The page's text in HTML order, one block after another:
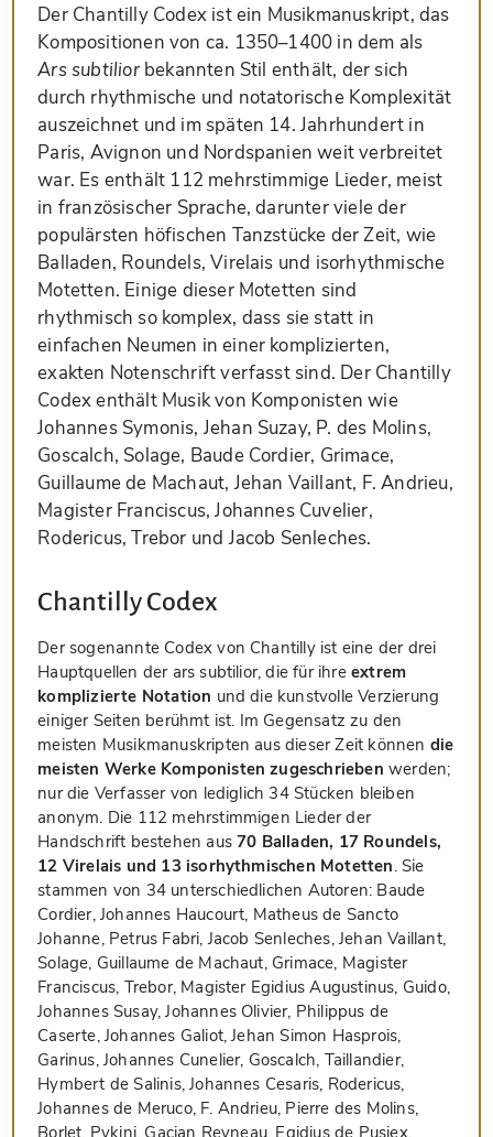
Der Chantilly Codex ist ein Musikmanuskript, das
Kompositionen von ca. 1350–1400 in dem als
Ars subtiliorbekannten Stil enthält, der sich
durch rhythmische und notatorische Komplexität
auszeichnet und im späten 14. Jahrhundert in
Paris, Avignon und Nordspanien weit verbreitet
war. Es enthält 112 mehrstimmige Lieder, meist
in französischer Sprache, darunter viele der
populärsten höfischen Tanzstücke der Zeit, wie
Balladen, Roundels, Virelais und isorhythmische
Motetten. Einige dieser Motetten sind
rhythmisch so komplex, dass sie statt in
einfachen Neumen in einer komplizierten,
exakten Notenschrift verfasst sind. Der Chantilly
Codex enthält Musik von Komponisten wie
Johannes Symonis, Jehan Suzay, P. des Molins,
Goscalch, Solage, Baude Cordier, Grimace,
Guillaume de Machaut, Jehan Vaillant, F. Andrieu,
Magister Franciscus, Johannes Cuvelier,
Rodericus, Trebor und Jacob Senleches.
Chantilly Codex
Der sogenannte Codex von Chantilly ist eine der drei
Hauptquellen der ars subtilior, die für ihre extrem
komplizierte Notation und die kunstvolle Verzierung
einiger Seiten berühmt ist. Im Gegensatz zu den
meisten Musikmanuskripten aus dieser Zeit können die
meisten Werke Komponisten zugeschrieben werden;
nur die Verfasser von lediglich 34 Stücken bleiben
anonym. Die 112 mehrstimmigen Lieder der
Handschrift bestehen aus70 Balladen, 17 Roundels,
12 Virelais und 13 isorhythmischen Motetten. Sie
stammen von 34 unterschiedlichen Autoren: Baude
Cordier, Johannes Haucourt, Matheus de Sancto
Johanne, Petrus Fabri, Jacob Senleches, Jehan Vaillant,
Solage, Guillaume de Machaut, Grimace, Magister
Franciscus, Trebor, Magister Egidius Augustinus, Guido,
Johannes Susay, Johannes Olivier, Philippus de
Caserte, Johannes Galiot, Jehan Simon Hasprois,
Garinus, Johannes Cunelier, Goscalch, Taillandier,
Hymbert de Salinis, Johannes Cesaris, Rodericus,
Johannes de Meruco, F. Andrieu, Pierre des Molins,
Borlet, Pykini, Gacian Reyneau, Egidius de Pusiex,